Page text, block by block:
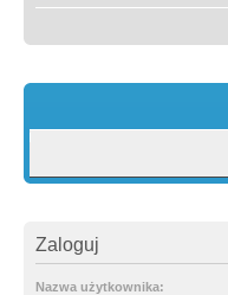
Zaloguj
Nazwa użytkownika: